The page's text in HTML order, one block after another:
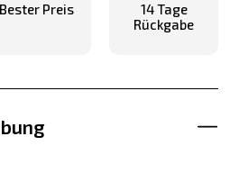
Bester Preis
14 Tage
Rückgabe